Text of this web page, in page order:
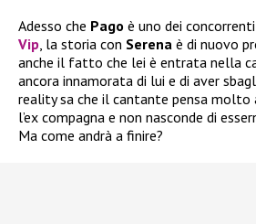
Adesso che Pago è uno dei
Vip, la storia con Serena è di nuovo
anche il fatto che lei è entrata nella
ancora innamorata di lui e di aver
reality sa che il cantante pensa molto
l’ex compagna e non nasconde di
Ma come andrà a finire?